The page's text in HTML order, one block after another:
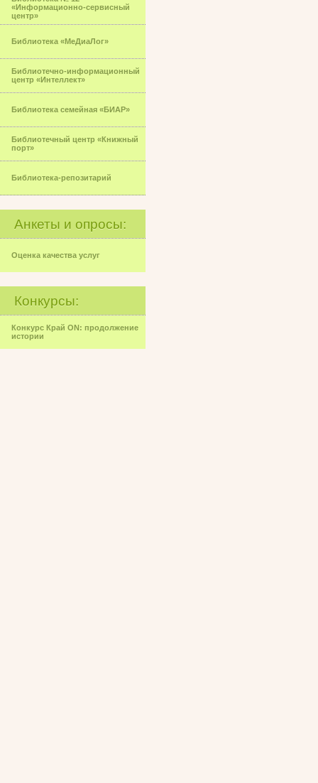
«Информационно-сервисный
центр»
Библиотека «МеДиаЛог»
Библиотечно-информационный
центр «Интеллект»
Библиотека семейная «БИАР»
Библиотечный центр «Книжный
порт»
Библиотека-репозитарий
Анкеты и опросы:
Оценка качества услуг
Конкурсы:
Конкурс Край ON: продолжение
истории